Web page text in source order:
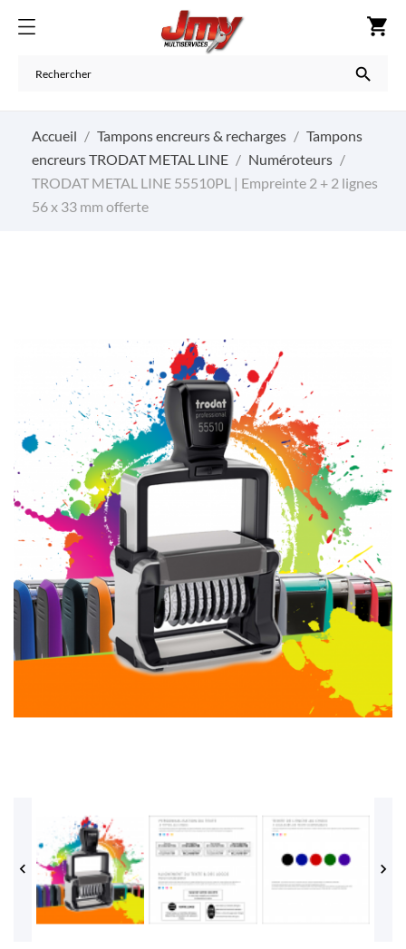
shopping_cart

Accueil Tampons encreurs & recharges
Tampons
encreurs TRODAT METAL LINE
Numéroteurs
TRODAT METAL LINE 55510PL | Empreinte 2 + 2 lignes
56 x 33 mm offerte
 